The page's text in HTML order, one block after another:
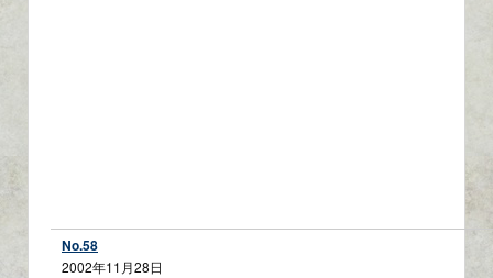
No.58
2002年11月28日